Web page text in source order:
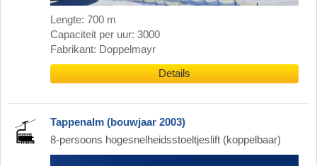
Lengte: 700 m
Capaciteit per uur: 3000
Fabrikant: Doppelmayr
Details
Tappenalm (bouwjaar 2003)
8-persoons hogesnelheidsstoeltjeslift (koppelbaar)